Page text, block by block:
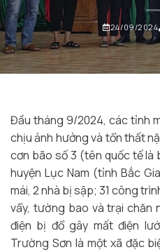
24/09/2024
Đầu tháng 9/2024, các tỉnh
chịu ảnh hưởng và tổn thất
cơn bão số 3 (tên quốc tế là
huyện Lục Nam (tỉnh Bắc
mái, 2 nhà bị sập; 31 công
vẩy, tường bao và trại chăn
điện bị đổ gây mất điện
Trường Sơn là một xã đặc